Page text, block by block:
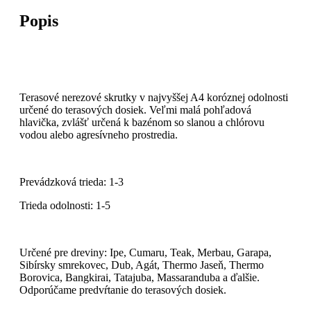
Popis
Terasové nerezové skrutky v najvyššej A4 koróznej odolnosti
určené do terasových dosiek. Veľmi malá pohľadová
hlavička, zvlášť určená k bazénom so slanou a chlórovu
vodou alebo agresívneho prostredia.
Prevádzková trieda: 1-3
Trieda odolnosti: 1-5
Určené pre dreviny: Ipe, Cumaru, Teak, Merbau, Garapa,
Sibírsky smrekovec, Dub, Agát, Thermo Jaseň, Thermo
Borovica, Bangkirai, Tatajuba, Massaranduba a ďalšie.
Odporúčame predvŕtanie do terasových dosiek.